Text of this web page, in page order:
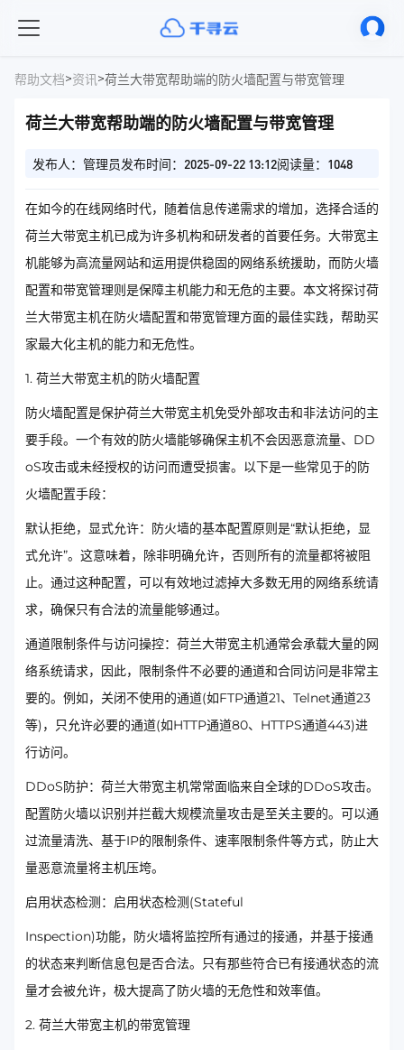
帮助文档>资讯>荷兰大带宽帮助端的防火墙配置与带宽管理
荷兰大带宽帮助端的防火墙配置与带宽管理
发布人：管理员发布时间：2025-09-22 13:12阅读量：1048
在如今的在线网络时代，随着信息传递需求的增加，选择合适的
荷兰大带宽主机已成为许多机构和研发者的首要任务。大带宽主
机能够为高流量网站和运用提供稳固的网络系统援助，而防火墙
配置和带宽管理则是保障主机能力和无危的主要。本文将探讨荷
兰大带宽主机在防火墙配置和带宽管理方面的最佳实践，帮助买
家最大化主机的能力和无危性。
1. 荷兰大带宽主机的防火墙配置
防火墙配置是保护荷兰大带宽主机免受外部攻击和非法访问的主
要手段。一个有效的防火墙能够确保主机不会因恶意流量、DD
oS攻击或未经授权的访问而遭受损害。以下是一些常见于的防
火墙配置手段：
默认拒绝，显式允许：防火墙的基本配置原则是“默认拒绝，显
式允许”。这意味着，除非明确允许，否则所有的流量都将被阻
止。通过这种配置，可以有效地过滤掉大多数无用的网络系统请
求，确保只有合法的流量能够通过。
通道限制条件与访问操控：荷兰大带宽主机通常会承载大量的网
络系统请求，因此，限制条件不必要的通道和合同访问是非常主
要的。例如，关闭不使用的通道(如FTP通道21、Telnet通道23
等)，只允许必要的通道(如HTTP通道80、HTTPS通道443)进
行访问。
DDoS防护：荷兰大带宽主机常常面临来自全球的DDoS攻击。
配置防火墙以识别并拦截大规模流量攻击是至关主要的。可以通
过流量清洗、基于IP的限制条件、速率限制条件等方式，防止大
量恶意流量将主机压垮。
启用状态检测：启用状态检测(Stateful
Inspection)功能，防火墙将监控所有通过的接通，并基于接通
的状态来判断信息包是否合法。只有那些符合已有接通状态的流
量才会被允许，极大提高了防火墙的无危性和效率值。
2. 荷兰大带宽主机的带宽管理